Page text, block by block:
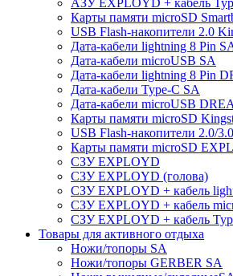
АЗУ EXPLOYD + кабель
Карты памяти microSD
USB Flash-накопители 2.0
Дата-кабели lightning 8 Pin
Дата-кабели microUSB SA
Дата-кабели lightning 8 Pin
Дата-кабели Type-C SA
Дата-кабели microUSB
Карты памяти microSD
USB Flash-накопители 2.0/
Карты памяти microSD
СЗУ EXPLOYD
СЗУ EXPLOYD (голова)
СЗУ EXPLOYD + кабель
СЗУ EXPLOYD + кабель
СЗУ EXPLOYD + кабель
Товары для активного отдыха
Ножи/топоры SA
Ножи/топоры GERBER SA